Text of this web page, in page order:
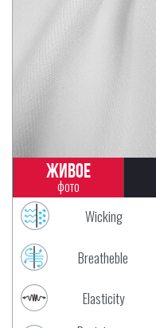
Живое
фото
Wicking
Breatheble
Elasticity